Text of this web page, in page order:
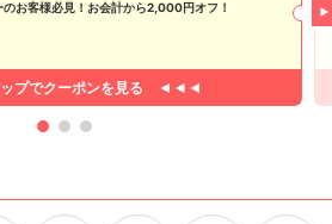
のお客様必見！お会計から2,000円オフ！
プでクーポンを見る